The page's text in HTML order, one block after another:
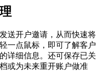
送开户邀请，从而快速将
一点鼠标，即可了解客户
详细信息。还可保存已关
或为未来重开账户做准